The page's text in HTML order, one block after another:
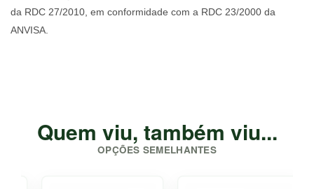
da RDC 27/2010, em conformidade com a RDC 23/2000 da
ANVISA.
Quem viu, também viu...
OPÇÕES SEMELHANTES